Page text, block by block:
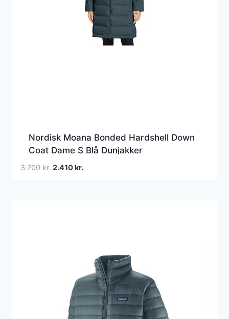
Nordisk Moana Bonded Hardshell Down
Coat Dame S Blå Dunjakker
3.700kr. Den
2.410kr.Den